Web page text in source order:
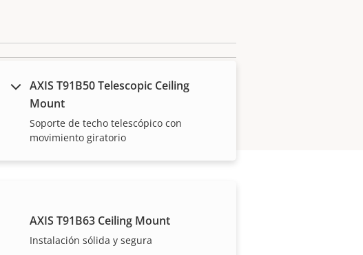
AXIS T91B50 Telescopic Ceiling
Mount
Soporte de techo telescópico con
movimiento giratorio
AXIS T91B63 Ceiling Mount
Instalación sólida y segura